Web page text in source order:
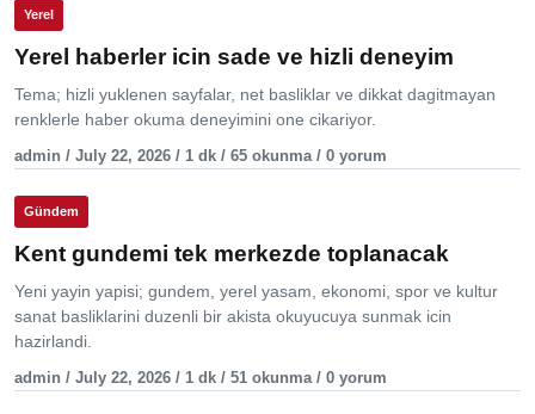
Yerel
Yerel haberler icin sade ve hizli deneyim
Tema; hizli yuklenen sayfalar, net basliklar ve dikkat dagitmayan
renklerle haber okuma deneyimini one cikariyor.
admin / July 22, 2026 / 1 dk / 65 okunma / 0 yorum
Gündem
Kent gundemi tek merkezde toplanacak
Yeni yayin yapisi; gundem, yerel yasam, ekonomi, spor ve kultur
sanat basliklarini duzenli bir akista okuyucuya sunmak icin
hazirlandi.
admin / July 22, 2026 / 1 dk / 51 okunma / 0 yorum